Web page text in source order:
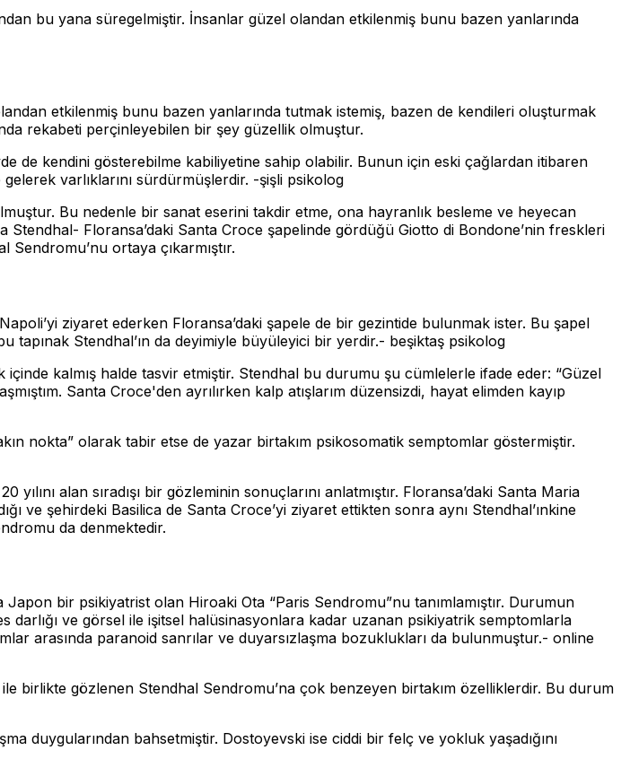
bu yana süregelmiştir. İnsanlar güzel olandan etkilenmiş bunu bazen yanlarında
etkilenmiş bunu bazen yanlarında tutmak istemiş, bazen de kendileri oluşturmak
rekabeti perçinleyebilen bir şey güzellik olmuştur.
de kendini gösterebilme kabiliyetine sahip olabilir. Bunun için eski çağlardan itibaren
varlıklarını sürdürmüşlerdir. -şişli psikolog
Bu nedenle bir sanat eserini takdir etme, ona hayranlık besleme ve heyecan
Floransa’daki Santa Croce şapelinde gördüğü Giotto di Bondone’nin freskleri
ortaya çıkarmıştır.
ziyaret ederken Floransa’daki şapele de bir gezintide bulunmak ister. Bu şapel
tapınak Stendhal’ın da deyimiyle büyüleyici bir yerdir.- beşiktaş psikolog
içinde kalmış halde tasvir etmiştir. Stendhal bu durumu şu cümlelerle ifade eder: “Güzel
Santa Croce'den ayrılırken kalp atışlarım düzensizdi, hayat elimden kayıp
nokta” olarak tabir etse de yazar birtakım psikosomatik semptomlar göstermiştir.
alan sıradışı bir gözleminin sonuçlarını anlatmıştır. Floransa’daki Santa Maria
ve şehirdeki Basilica de Santa Croce’yi ziyaret ettikten sonra aynı Stendhal’ınkine
da denmektedir.
Japon bir psikiyatrist olan Hiroaki Ota “Paris Sendromu”nu tanımlamıştır. Durumun
darlığı ve görsel ile işitsel halüsinasyonlara kadar uzanan psikiyatrik semptomlarla
arasında paranoid sanrılar ve duyarsızlaşma bozuklukları da bulunmuştur.- online
birlikte gözlenen Stendhal Sendromu’na çok benzeyen birtakım özelliklerdir. Bu durum
duygularından bahsetmiştir. Dostoyevski ise ciddi bir felç ve yokluk yaşadığını